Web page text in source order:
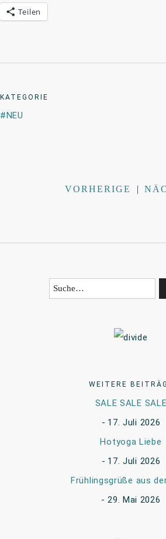
Teilen
KATEGORIE
NEU
VORHERIGE |
WEITERE
SALE SALE SALE
17. Juli 2026
Hotyoga Liebe
17. Juli 2026
Frühlingsgrüße aus
29. Mai 2026